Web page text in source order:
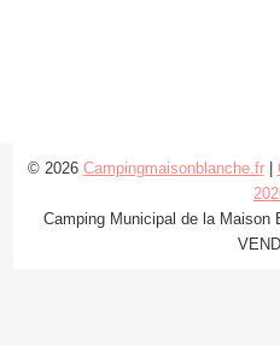
© 2026 Campingmaisonblanche.fr|
Camping Municipal de la Maison